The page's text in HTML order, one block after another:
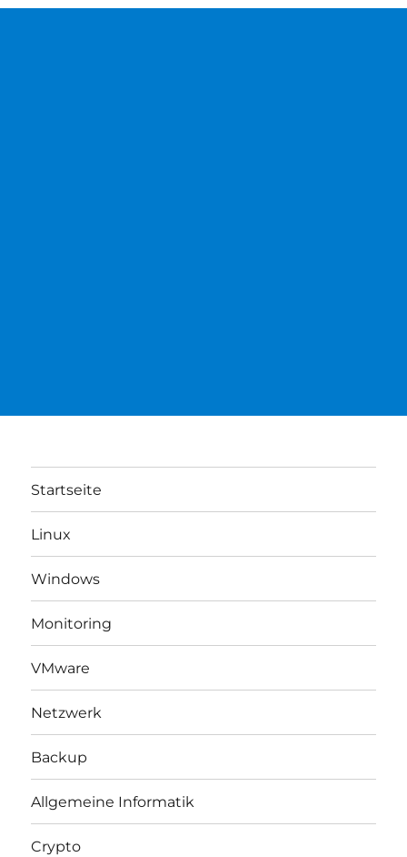
Startseite
Linux
Windows
Monitoring
VMware
Netzwerk
Backup
Allgemeine Informatik
Crypto